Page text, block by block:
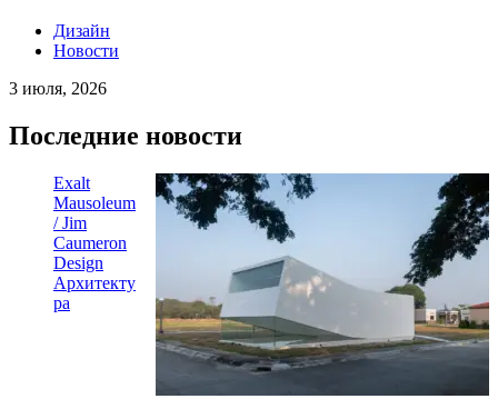
Дизайн
Новости
3 июля, 2026
Последние новости
Exalt
Mausoleum
/ Jim
Caumeron
Design
Архитекту
ра